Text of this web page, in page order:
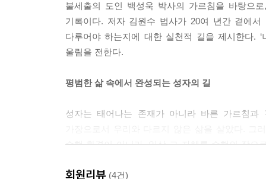
* “‘나와 다르다는 것이 거절의 이유가 될 수는 없
님처럼 받들고 살아야 하지 않겠는가.’ 종교가 다
--- p.146
같은 선지식은 ‘부처님께 바치는 법’을 통하여 병
자로 거듭나는지를 보여주는 책은 거의 없습니다.”
불세출의 도인 백성욱 박사의 가르침을 바탕으
기록이다. 저자 김원수 법사가 20여 년간 곁에
다루어야 하는지에 대한 실천적 길을 제시한다.
울림을 전한다.
평범한 삶 속에서 완성되는 성자의 길
성자는 태어나는 존재가 아니라 바른 가르침
수행 환경이 아니라, 일상 그 자체를 수행의 장으
회원리뷰 (4건)